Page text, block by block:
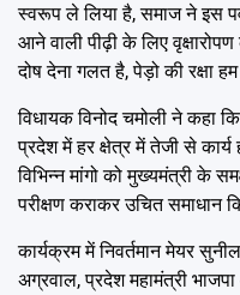
स्वरूप ले लिया है, समाज ने इस
आने वाली पीढ़ी के लिए
दोष देना गलत है, पेड़ो की रक्षा
विधायक विनोद चमोली ने कहा
प्रदेश में हर क्षेत्र में तेजी से कार्य
विभिन्न मांगो को मुख्यमंत्री के
परीक्षण कराकर उचित समाधान
कार्यक्रम में निवर्तमान मेयर
अग्रवाल, प्रदेश महामंत्री भाजपा